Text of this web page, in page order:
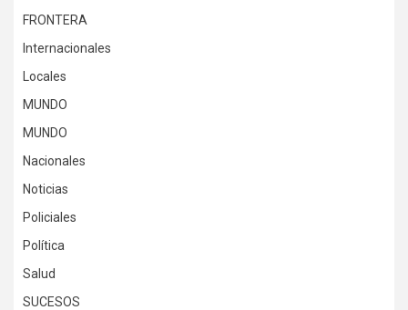
FRONTERA
Internacionales
Locales
MUNDO
MUNDO
Nacionales
Noticias
Policiales
Política
Salud
SUCESOS